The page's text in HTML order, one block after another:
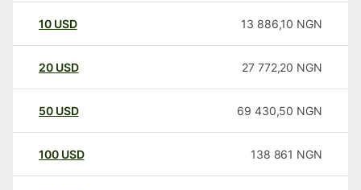
10 USD 13 886,10 NGN
20 USD 27 772,20 NGN
50 USD 69 430,50 NGN
100 USD 138 861 NGN